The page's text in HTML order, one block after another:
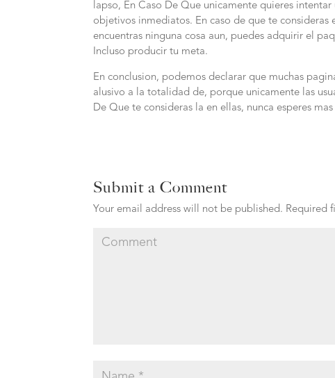
lapso, En Caso De Que unicamente quieres
objetivos inmediatos. En caso de que te consideras
encuentras ninguna cosa aun, puedes adquirir el
Incluso producir tu meta.
En conclusion, podemos declarar que muchas
alusivo a la totalidad de, porque unicamente las
De Que te consideras la en ellas, nunca esperes mas
Submit a Comment
Your email address will not be published. Required